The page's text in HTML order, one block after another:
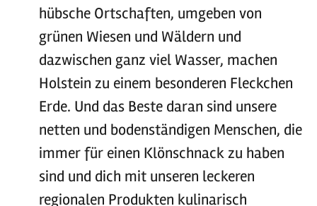
hübsche Ortschaften, umgeben von
grünen Wiesen und Wäldern und
dazwischen ganz viel Wasser, machen
Holstein zu einem besonderen Fleckchen
Erde. Und das Beste daran sind unsere
netten und bodenständigen Menschen, die
immer für einen Klönschnack zu haben
sind und dich mit unseren leckeren
regionalen Produkten kulinarisch